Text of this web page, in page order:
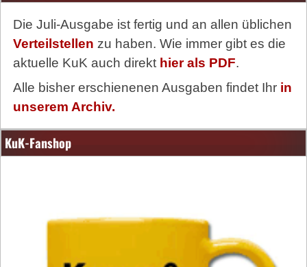
Die Juli-Ausgabe ist fertig und an allen üblichen
Verteilstellen zu haben. Wie immer gibt es die
aktuelle KuK auch direkt hier als PDF.
Alle bisher erschienenen Ausgaben findet Ihr in
unserem Archiv.
KuK-Fanshop